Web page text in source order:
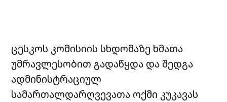
ცესკოს კომისიის სხდომაზე ხმათა
უმრავლესობით გადაწყდა და შედგა
ადმინისტრაციულ
სამართალდარღვევათა ოქმი კუკავას